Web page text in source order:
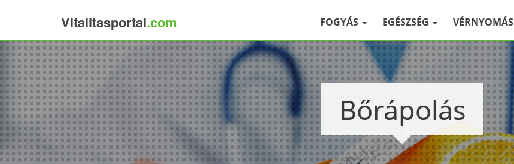
Vitalitasportal.com FOGYÁS EGÉSZSÉG VÉRNYOMÁS
Bőrápolás
×